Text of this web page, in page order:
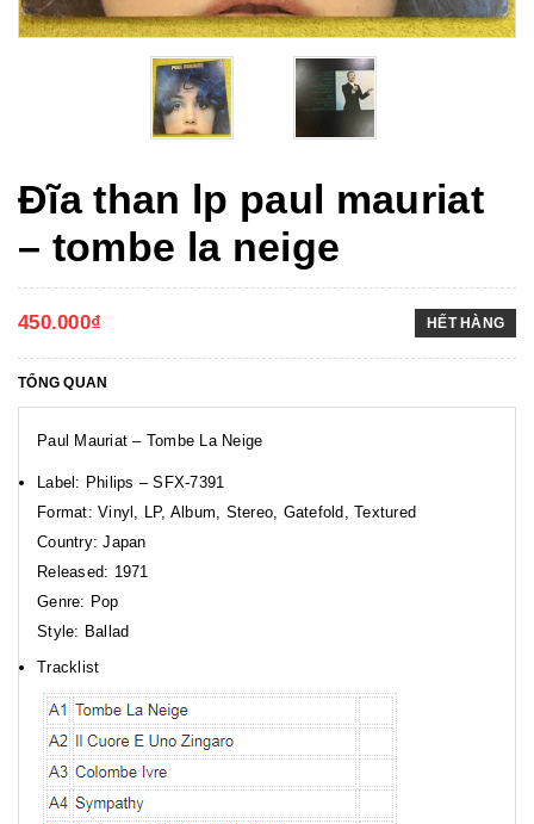
Đĩa than lp paul mauriat
‎– tombe la neige
450.000₫ HẾT HÀNG
TỔNG QUAN
Paul Mauriat ‎– Tombe La Neige
Label: Philips ‎– SFX-7391
Format: Vinyl, LP, Album, Stereo, Gatefold, Textured
Country: Japan
Released: 1971
Genre: Pop
Style: Ballad
Tracklist